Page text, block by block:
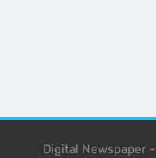
Digital Newspaper